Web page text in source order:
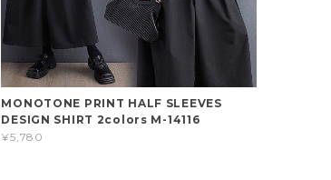
MONOTONE PRINT HALF SLEEVES
DESIGN SHIRT 2colors M-14116
¥5,780